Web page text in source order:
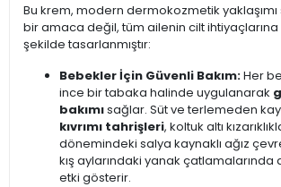
Bu krem, modern dermokozmetik
bir amaca değil, tüm ailenin cilt
şekilde tasarlanmıştır:
Bebekler İçin Güvenli Bakım:Her
ince bir tabaka halinde uygulanarak
bakımısağlar. Süt ve terlemeden
kıvrımı tahrişleri, koltuk altı
dönemindeki salya kaynaklı ağız
kış aylarındaki yanak çatlamalarında
etki gösterir.